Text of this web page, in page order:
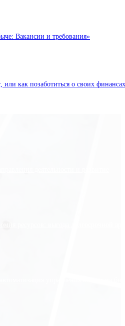
Вакансии и требования»
как позаботиться о своих финансах